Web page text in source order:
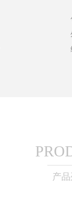
产